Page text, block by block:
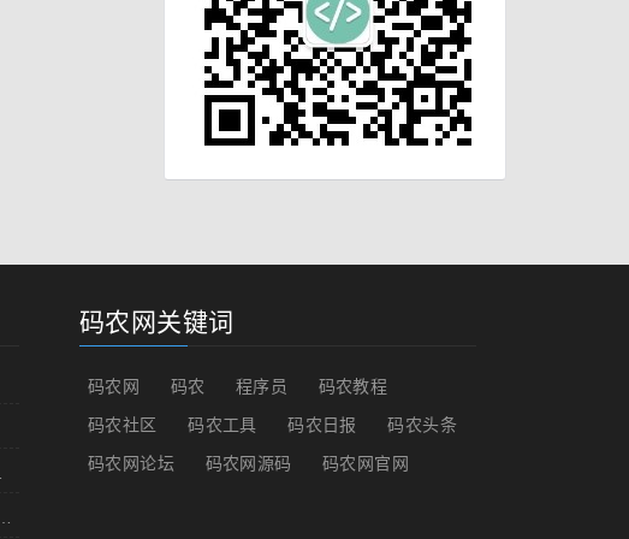
码农网关键词
码农网 码农 程序员
码农教程
码农社区
码农工具 码农日报
码农头条
码农网论坛
码农网源码 码农网官网